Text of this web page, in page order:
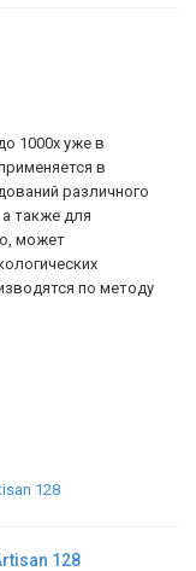
1000х уже в
в
различного
также для
может
по методу
128